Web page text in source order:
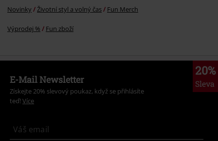
Novinky Životní styl a volný čas Fun Merch
Výprodej % Fun zboží
20%
Sleva
E-Mail Newsletter
Získejte 20% slevový poukaz, když se přihlásíte
teď! Více